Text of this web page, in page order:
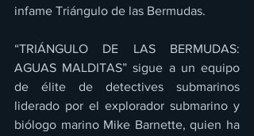
infame Triángulo de las Bermudas.
“TRIÁNGULO DE LAS BERMUDAS:
AGUAS MALDITAS” sigue a un equipo
de élite de detectives submarinos
liderado por el explorador submarino y
biólogo marino Mike Barnette, quien ha